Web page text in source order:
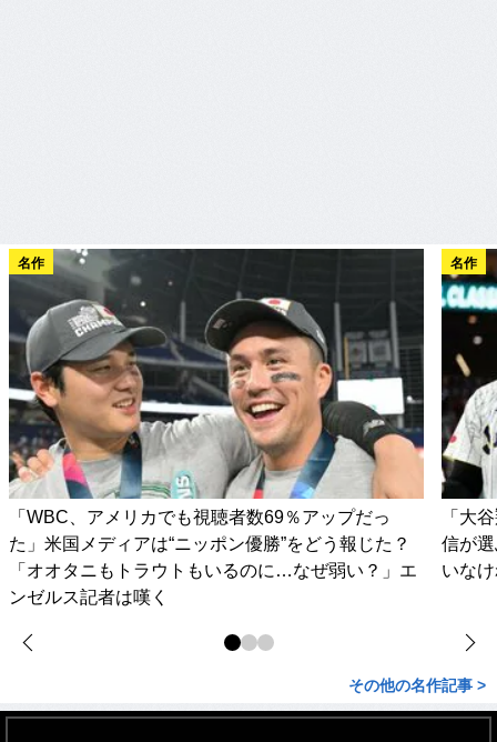
名作
「WBC、アメリカでも視聴者数69％アップだっ
た」米国メディアは“ニッポン優勝”をどう報じた？
「オオタニもトラウトもいるのに…なぜ弱い？」エ
ンゼルス記者は嘆く
名作
「大
信が
いな
その他の名作記事 >